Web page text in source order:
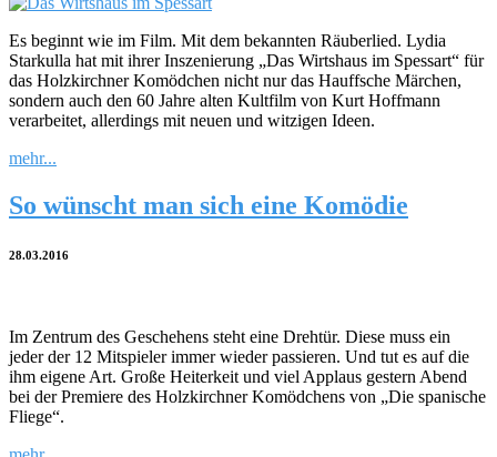
Es beginnt wie im Film. Mit dem bekannten Räuberlied. Lydia
Starkulla hat mit ihrer Inszenierung „Das Wirtshaus im Spessart“ für
das Holzkirchner Komödchen nicht nur das Hauffsche Märchen,
sondern auch den 60 Jahre alten Kultfilm von Kurt Hoffmann
verarbeitet, allerdings mit neuen und witzigen Ideen.
mehr...
So wünscht man sich eine Komödie
28.03.2016
Im Zentrum des Geschehens steht eine Drehtür. Diese muss ein
jeder der 12 Mitspieler immer wieder passieren. Und tut es auf die
ihm eigene Art. Große Heiterkeit und viel Applaus gestern Abend
bei der Premiere des Holzkirchner Komödchens von „Die spanische
Fliege“.